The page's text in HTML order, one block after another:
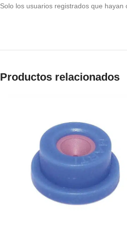
Solo los usuarios registrados que
Productos relacionados